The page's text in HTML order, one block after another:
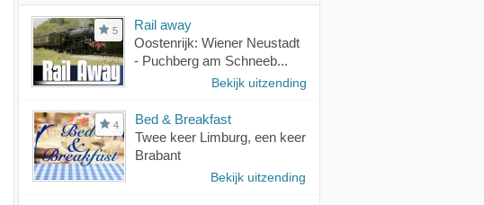
5
Rail away
Oostenrijk: Wiener Neustadt
- Puchberg am Schneeb...
Bekijk uitzending
4
Bed & Breakfast
Twee keer Limburg, een keer
Brabant
Bekijk uitzending